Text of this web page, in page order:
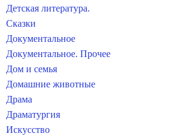
Детская литература.
Сказки
Документальное
Документальное. Прочее
Дом и семья
Домашние животные
Драма
Драматургия
Искусство